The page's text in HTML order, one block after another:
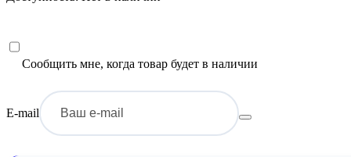
Сообщить мне, когда товар будет в наличии
E-mail